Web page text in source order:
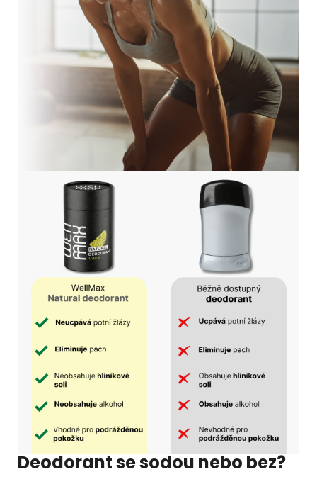
Deodorant se sodou nebo bez?